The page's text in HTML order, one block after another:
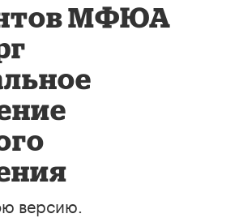
МФЮА
версию.